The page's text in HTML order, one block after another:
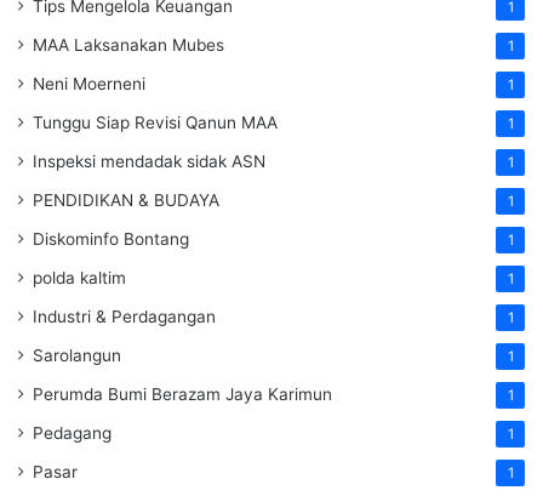
Tips Mengelola Keuangan 1
MAA Laksanakan Mubes 1
Neni Moerneni 1
Tunggu Siap Revisi Qanun MAA 1
Inspeksi mendadak sidak ASN 1
PENDIDIKAN & BUDAYA 1
Diskominfo Bontang 1
polda kaltim 1
Industri & Perdagangan 1
Sarolangun 1
Perumda Bumi Berazam Jaya Karimun 1
Pedagang 1
Pasar 1